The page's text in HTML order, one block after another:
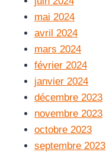
mai 2024
avril 2024
mars 2024
février 2024
janvier 2024
décembre 2023
novembre 2023
octobre 2023
septembre 2023